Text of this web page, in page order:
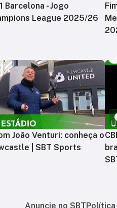
Barcelona - Jogo
League 2025/26
João Venturi: conheça o
| SBT Sports
Anuncie no SBT